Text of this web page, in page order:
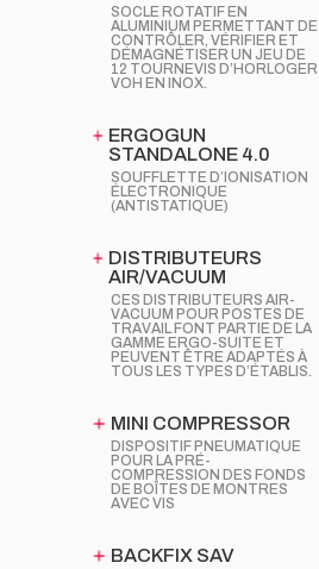
SOCLE ROTATIF EN
ALUMINIUM PERMETTANT DE
CONTRÔLER, VÉRIFIER ET
DÉMAGNÉTISER UN JEU DE
12 TOURNEVIS D’HORLOGER
VOH EN INOX.
ERGOGUN
STANDALONE 4.0
SOUFFLETTE D’IONISATION
ÉLECTRONIQUE
(ANTISTATIQUE)
DISTRIBUTEURS
AIR/VACUUM
CES DISTRIBUTEURS AIR-
VACUUM POUR POSTES DE
TRAVAIL FONT PARTIE DE LA
GAMME ERGO-SUITE ET
PEUVENT ÊTRE ADAPTÉS À
TOUS LES TYPES D’ÉTABLIS.
MINI COMPRESSOR
DISPOSITIF PNEUMATIQUE
POUR LA PRÉ-
COMPRESSION DES FONDS
DE BOÎTES DE MONTRES
AVEC VIS
BACKFIX SAV